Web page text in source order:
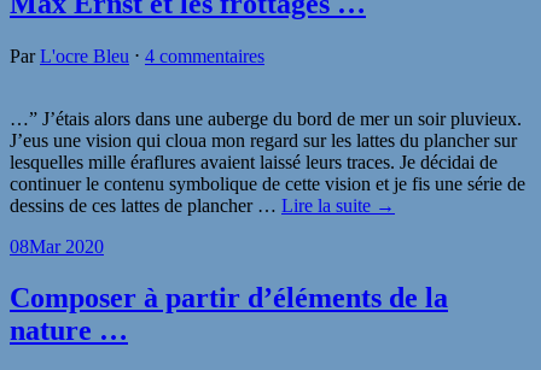
ParL'ocre Bleu ⋅ 4 commentaires
…” J’étais alors dans une auberge du bord de mer un soir pluvieux.
J’eus une vision qui cloua mon regard sur les lattes du plancher sur
lesquelles mille éraflures avaient laissé leurs traces. Je décidai de
continuer le contenu symbolique de cette vision et je fis une série de
dessins de ces lattes de plancher … Lire la suite →
08Mar 2020
Composer à partir d’éléments de la
nature …